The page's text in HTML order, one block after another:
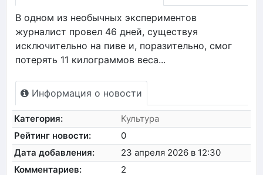
В одном из необычных экспериментов
журналист провел 46 дней, существуя
исключительно на пиве и, поразительно, смог
потерять 11 килограммов веса...
Информация о новости
Категория:
Культура
Рейтинг новости:
0
Дата добавления:
23 апреля 2026 в 12:30
Комментариев:
2